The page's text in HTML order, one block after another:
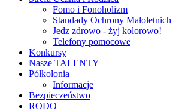
Fomo i Fonoholizm
Standady Ochrony Małoletnich
Jedz zdrowo - żyj kolorowo!
Telefony pomocowe
Konkursy
Nasze TALENTY
Półkolonia
Informacje
Bezpieczeństwo
RODO